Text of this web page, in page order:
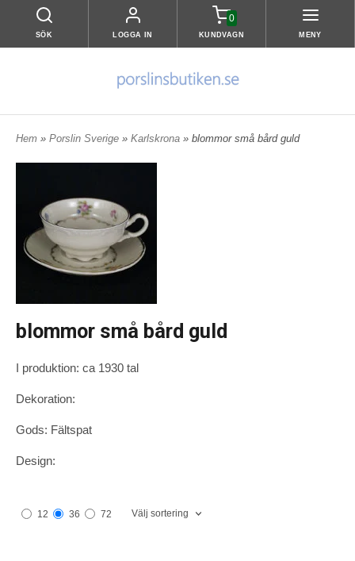
SÖK LOGGA IN
0
KUNDVAGN MENY
Hem » Porslin Sverige » Karlskrona » blommor små bård guld
blommor små bård guld
I produktion: ca 1930 tal
Dekoration:
Gods: Fältspat
Design:
12 36 72 Välj sortering